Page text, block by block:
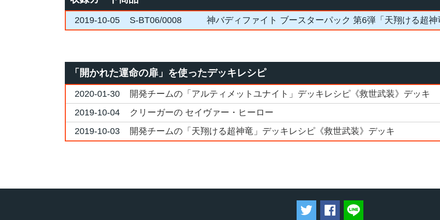
2019-10-05 S-BT06/0008 神バディファイト ブースターパック 第6弾「天翔ける超神
「開かれた運命の扉」を使ったデッキレシピ
2020-01-30
開発チームの「アルティメットユナイト」デッキレシピ《救世武装》デッキ
2019-10-04
クリーガーの セイヴァー・ヒーロー
2019-10-03
開発チームの「天翔ける超神竜」デッキレシピ《救世武装》デッキ
ツイートするFacebookでシェアする